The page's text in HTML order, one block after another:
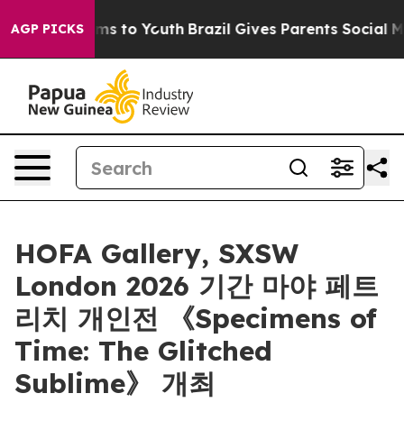
AGP PICKS
Harms to Youth Brazil Gives Parents Social
HOFA Gallery, SXSW
London 2026 기간 마야 페트
리치 개인전 《Specimens of
Time: The Glitched
Sublime》 개최